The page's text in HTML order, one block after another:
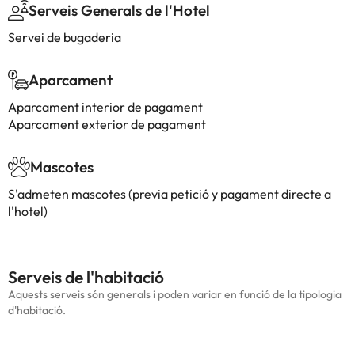
Serveis Generals de l'Hotel
Servei de bugaderia
Aparcament
Aparcament interior de pagament
Aparcament exterior de pagament
Mascotes
S'admeten mascotes (previa petició y pagament directe a
l'hotel)
Serveis de l'habitació
Aquests serveis són generals i poden variar en funció de la tipologia
d'habitació.